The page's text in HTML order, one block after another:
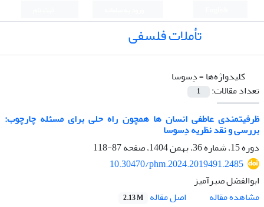
تأملات فلسفی
کلیدواژه‌ها =دِسوسا
تعداد مقالات:
1
ظرفیتمندی عاطفی انسان ها همچون راه حلی برای مسئله چارچوب:
بررسی و نقد نظریه دِسوسا
دوره 15، شماره 36، بهمن 1404، صفحه
87-118
10.30470/phm.2024.2019491.2485
ابوالفضل صبرآمیز
مشاهده مقاله
اصل مقاله 2.13 M